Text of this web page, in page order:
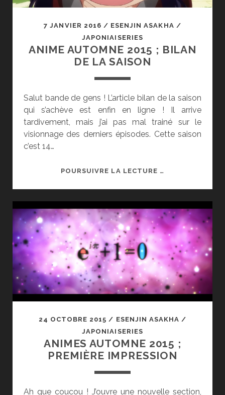
7 JANVIER 2016 / ESENJIN ASAKHA /
JAPONIAISERIES
ANIME AUTOMNE 2015 ; BILAN
DE LA SAISON
Salut bande de gens ! L’article bilan de la saison
qui s’achève est enfin en ligne ! Il arrive
tardivement, mais j’ai pas mal trainé sur le
visionnage des derniers épisodes. Cette saison
c’est 14…
POURSUIVRE LA LECTURE …
BILAN
DE
LA
SAISON
24 OCTOBRE 2015 / ESENJIN ASAKHA /
JAPONIAISERIES
ANIMES AUTOMNE 2015 ;
PREMIÈRE IMPRESSION
Ah que coucou ! J’ouvre une nouvelle section,